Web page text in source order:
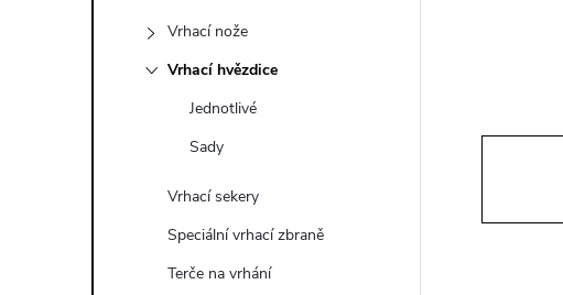
Vrhací nože
Vrhací hvězdice
Jednotlivé
Sady
Vrhací sekery
Speciální vrhací zbraně
Terče na vrhání